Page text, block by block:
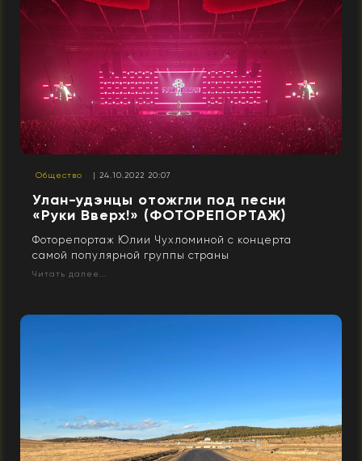
Общество | 24.10.2022 20:07
Улан-удэнцы отожгли под песни
«Руки Вверх!» (ФОТОРЕПОРТАЖ)
Фоторепортаж Юлии Чухломиной с концерта
самой популярной группы страны
Читать далее...